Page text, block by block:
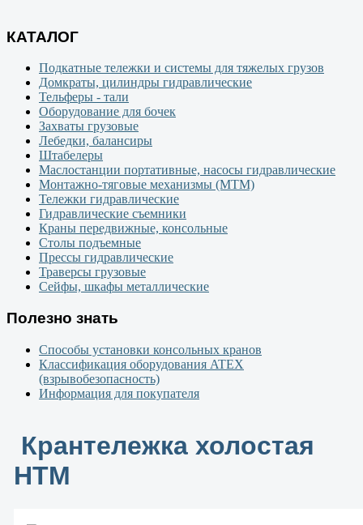
КАТАЛОГ
Подкатные тележки и системы для тяжелых грузов
Домкраты, цилиндры гидравлические
Тельферы - тали
Оборудование для бочек
Захваты грузовые
Лебедки, балансиры
Штабелеры
Маслостанции портативные, насосы гидравлические
Монтажно-тяговые механизмы (МТМ)
Тележки гидравлические
Гидравлические съемники
Краны передвижные, консольные
Столы подъемные
Прессы гидравлические
Траверсы грузовые
Сейфы, шкафы металлические
Полезно знать
Способы установки консольных кранов
Классификация оборудования ATEX
(взрывобезопасность)
Информация для покупателя
Крантележка холостая
HTМ